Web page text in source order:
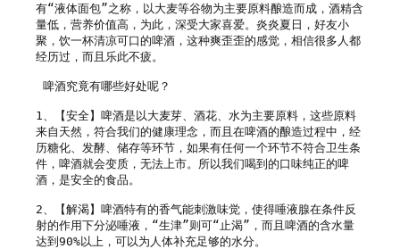
有“液体面包”之称，以大麦等谷物为主要原料酿造而成，酒精含
量低，营养价值高，为此，深受大家喜爱。炎炎夏日，好友小
聚，饮一杯清凉可口的啤酒，这种爽歪歪的感觉，相信很多人都
经历过，而且乐此不疲。
啤酒究竟有哪些好处呢？
1、【安全】啤酒是以大麦芽、酒花、水为主要原料，这些原料
来自天然，符合我们的健康理念，而且在啤酒的酿造过程中，经
历糖化、发酵、储存等环节，如果有任何一个环节不符合卫生条
件，啤酒就会变质，无法上市。所以我们喝到的口味纯正的啤
酒，是安全的食品。
2、【解渴】啤酒特有的香气能刺激味觉，使得唾液腺在条件反
射的作用下分泌唾液，“生津”则可“止渴”，而且啤酒的含水量
达到90%以上，可以为人体补充足够的水分。